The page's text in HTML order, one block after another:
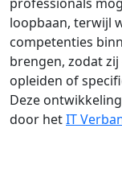
loopbaan, terwijl
competenties
brengen, zodat
opleiden of
Deze
door hetIT